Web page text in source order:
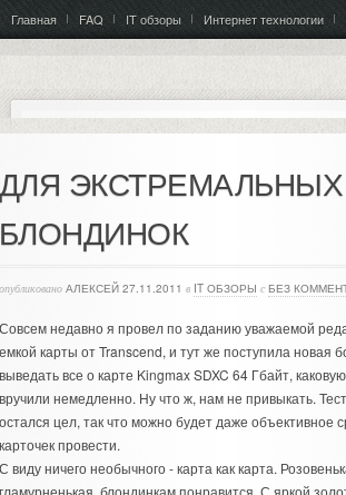
Главная FAQ IT обзоры Интернет технологии
ЭКСТРЕМАЛЬНЫХ
АЛЕКСЕЙ 27.11.2011 в IT ОБЗОРЫ с БЕЗ
недавно я провел по заданию уважаемой
карты от Transcend, и тут же поступила новая
все о карте Kingmax SDXC 64 Гбайт,
немедленно. Ну что ж, нам не привыкать.
цел, так что можно будет даже объективное
провести.
виду ничего необычного - карта как карта.
блондинкам понравится. С яркой